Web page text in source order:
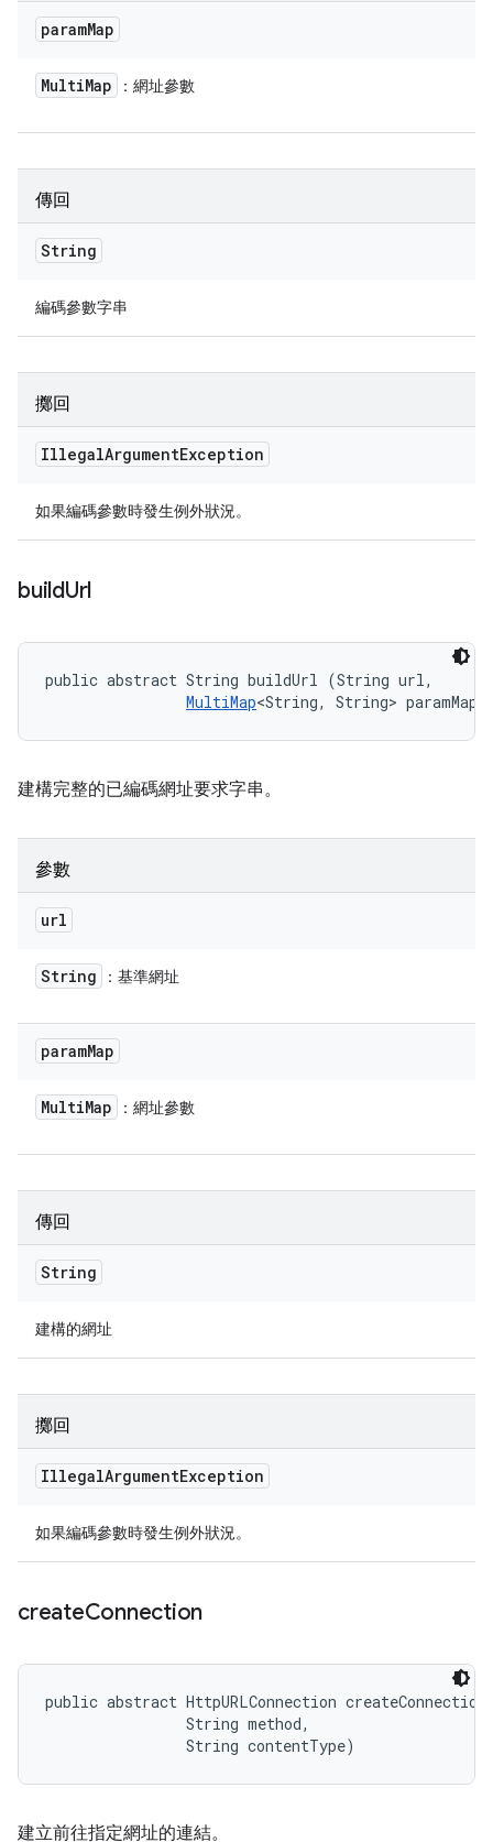
paramMap
MultiMap ：網址參數
傳回
String
編碼參數字串
擲回
IllegalArgumentException
如果編碼參數時發生例外狀況。
buildUrl
public abstract String buildUrl (String url,
MultiMap<String, String> paramMap)
建構完整的已編碼網址要求字串。
參數
url
String ：基準網址
paramMap
MultiMap ：網址參數
傳回
String
建構的網址
擲回
IllegalArgumentException
如果編碼參數時發生例外狀況。
createConnection
public abstract HttpURLConnection
                String method,
                String contentType)
建立前往指定網址的連結。